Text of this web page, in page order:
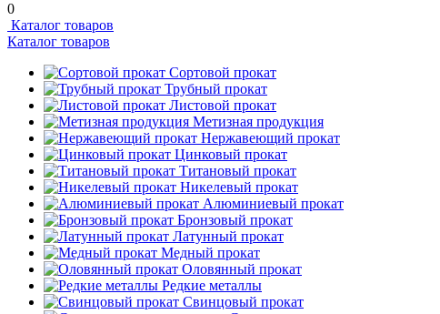
0
Каталог товаров
Каталог товаров
Сортовой прокат
Трубный прокат
Листовой прокат
Метизная продукция
Нержавеющий прокат
Цинковый прокат
Титановый прокат
Никелевый прокат
Алюминиевый прокат
Бронзовый прокат
Латунный прокат
Медный прокат
Оловянный прокат
Редкие металлы
Свинцовый прокат